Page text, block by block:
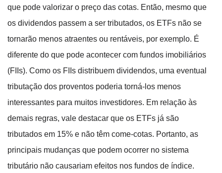
que pode valorizar o preço das cotas. Então, mesmo que
os dividendos passem a ser tributados, os ETFs não se
tornarão menos atraentes ou rentáveis, por exemplo. É
diferente do que pode acontecer com fundos imobiliários
(FIIs). Como os FIIs distribuem dividendos, uma eventual
tributação dos proventos poderia torná-los menos
interessantes para muitos investidores. Em relação às
demais regras, vale destacar que os ETFs já são
tributados em 15% e não têm come-cotas. Portanto, as
principais mudanças que podem ocorrer no sistema
tributário não causariam efeitos nos fundos de índice.